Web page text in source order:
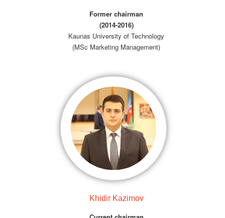
Former chairman
(2014-2016)
Kaunas University of Technology
(MSc Marketing Management)
Khidir Kazimov